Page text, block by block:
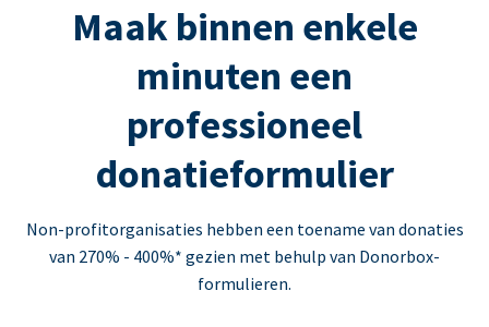
Maak binnen enkele
minuten een
professioneel
donatieformulier
Non-profitorganisaties hebben een toename van donaties
van 270% - 400%* gezien met behulp van Donorbox-
formulieren.